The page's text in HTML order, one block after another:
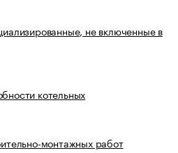
не включенные в
котельных
монтажных работ